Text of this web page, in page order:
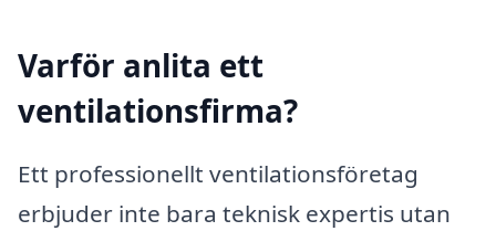
Varför anlita ett
ventilationsfirma?
Ett professionellt ventilationsföretag
erbjuder inte bara teknisk expertis utan